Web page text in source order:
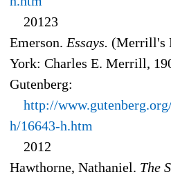
20123
Emerson. Essays. (Merrill's
York: Charles E. Merrill,
Gutenberg:
http://
h/16643-h.htm
2012
Hawthorne, Nathaniel. The